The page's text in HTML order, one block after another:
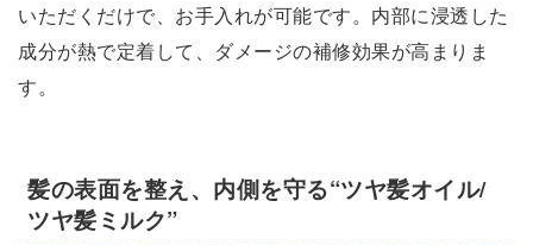
いただくだけで、お手入れが可能です。内部に浸透した
成分が熱で定着して、ダメージの補修効果が高まりま
す。
髪の表面を整え、内側を守る“ツヤ髪オイル/
ツヤ髪ミルク”